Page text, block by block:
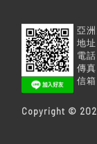
地
電
傳
信
Copyright ©